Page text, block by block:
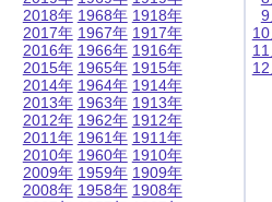
2018年
2017年
2016年
2015年
2014年
2013年
2012年
2011年
2010年
2009年
2008年
1968年
1967年
1966年
1965年
1964年
1963年
1962年
1961年
1960年
1959年
1958年
1918年
1917年
1916年
1915年
1914年
1913年
1912年
1911年
1910年
1909年
1908年